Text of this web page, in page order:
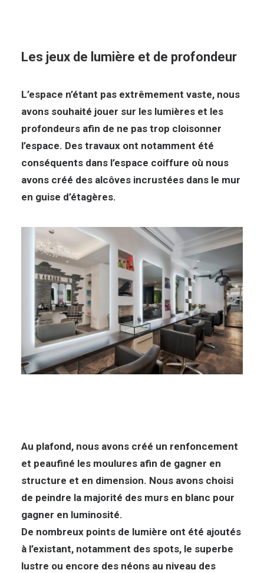
Les jeux de lumière et de profondeur
L’espace n’étant pas extrêmement vaste, nous
avons souhaité jouer sur les lumières et les
profondeurs afin de ne pas trop cloisonner
l’espace. Des travaux ont notamment été
conséquents dans l’espace coiffure où nous
avons créé des alcôves incrustées dans le mur
en guise d’étagères.
Au plafond, nous avons créé un renfoncement
et peaufiné les moulures afin de gagner en
structure et en dimension. Nous avons choisi
de peindre la majorité des murs en blanc pour
gagner en luminosité.
De nombreux points de lumière ont été ajoutés
à l’existant, notamment des spots, le superbe
lustre ou encore des néons au niveau des